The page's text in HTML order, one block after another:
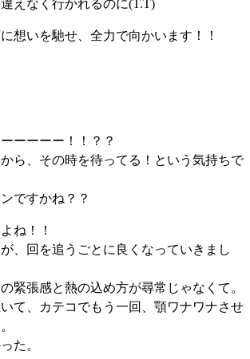
えなく行かれるのに(T.T)
想いを馳せ、全力で向かいます！！
ーーーー！！？？
ら、その時を待ってる！という気持ちで
ですかね？？
ね！！
、回を追うごとに良くなっていきまし
緊張感と熱の込め方が尋常じゃなくて。
て、カテコでもう一回、顎ワナワナさせ
た。